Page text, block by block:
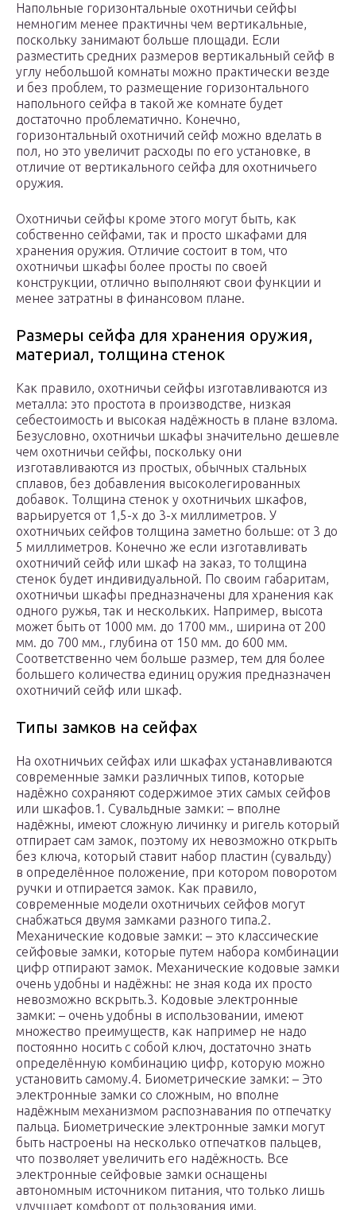
Напольные горизонтальные охотничьи сейфы
немногим менее практичны чем вертикальные,
поскольку занимают больше площади. Если
разместить средних размеров вертикальный сейф в
углу небольшой комнаты можно практически везде
и без проблем, то размещение горизонтального
напольного сейфа в такой же комнате будет
достаточно проблематично. Конечно,
горизонтальный охотничий сейф можно вделать в
пол, но это увеличит расходы по его установке, в
отличие от вертикального сейфа для охотничьего
оружия.
Охотничьи сейфы кроме этого могут быть, как
собственно сейфами, так и просто шкафами для
хранения оружия. Отличие состоит в том, что
охотничьи шкафы более просты по своей
конструкции, отлично выполняют свои функции и
менее затратны в финансовом плане.
Размеры сейфа для хранения оружия,
материал, толщина стенок
Как правило, охотничьи сейфы изготавливаются из
металла: это простота в производстве, низкая
себестоимость и высокая надёжность в плане взлома.
Безусловно, охотничьи шкафы значительно дешевле
чем охотничьи сейфы, поскольку они
изготавливаются из простых, обычных стальных
сплавов, без добавления высоколегированных
добавок. Толщина стенок у охотничьих шкафов,
варьируется от 1,5-х до 3-х миллиметров. У
охотничьих сейфов толщина заметно больше: от 3 до
5 миллиметров. Конечно же если изготавливать
охотничий сейф или шкаф на заказ, то толщина
стенок будет индивидуальной. По своим габаритам,
охотничьи шкафы предназначены для хранения как
одного ружья, так и нескольких. Например, высота
может быть от 1000 мм. до 1700 мм., ширина от 200
мм. до 700 мм., глубина от 150 мм. до 600 мм.
Соответственно чем больше размер, тем для более
большего количества единиц оружия предназначен
охотничий сейф или шкаф.
Типы замков на сейфах
На охотничьих сейфах или шкафах устанавливаются
современные замки различных типов, которые
надёжно сохраняют содержимое этих самых сейфов
или шкафов.1. Сувальдные замки: – вполне
надёжны, имеют сложную личинку и ригель который
отпирает сам замок, поэтому их невозможно открыть
без ключа, который ставит набор пластин (сувальду)
в определённое положение, при котором поворотом
ручки и отпирается замок. Как правило,
современные модели охотничьих сейфов могут
снабжаться двумя замками разного типа.2.
Механические кодовые замки: – это классические
сейфовые замки, которые путем набора комбинации
цифр отпирают замок. Механические кодовые замки
очень удобны и надёжны: не зная кода их просто
невозможно вскрыть.3. Кодовые электронные
замки: – очень удобны в использовании, имеют
множество преимуществ, как например не надо
постоянно носить с собой ключ, достаточно знать
определённую комбинацию цифр, которую можно
установить самому.4. Биометрические замки: – Это
электронные замки со сложным, но вполне
надёжным механизмом распознавания по отпечатку
пальца. Биометрические электронные замки могут
быть настроены на несколько отпечатков пальцев,
что позволяет увеличить его надёжность. Все
электронные сейфовые замки оснащены
автономным источником питания, что только лишь
улучшает комфорт от пользования ими.